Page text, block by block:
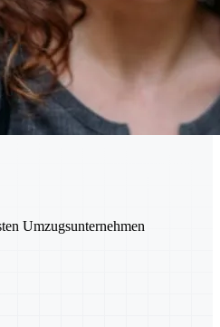
Umzugsunternehmen